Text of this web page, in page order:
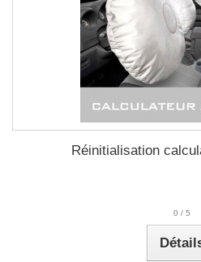
Réinitialisation
0 / 5